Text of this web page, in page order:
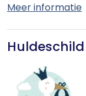
Meer informatie